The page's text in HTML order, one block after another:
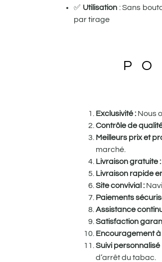
✅ Utilisation: Sans
par tirage
Exclusivité : Nous
Contrôle de
Meilleurs prix et
marché.
Livraison gratuite :
Livraison rapide
Site convivial :
Paiements
Assistance
Satisfaction
Encouragement
Suivi
d’arrêt du tabac.